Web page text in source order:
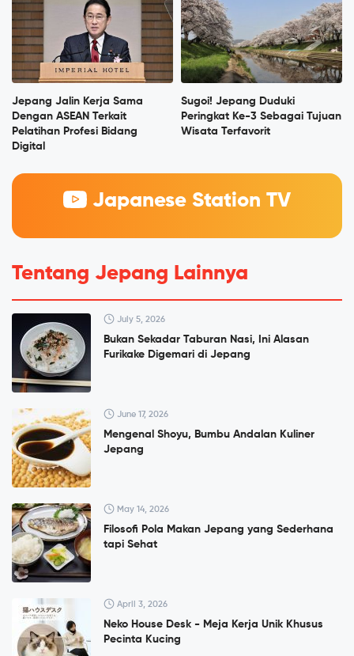
Jepang Jalin Kerja Sama
Dengan ASEAN Terkait
Pelatihan Profesi Bidang
Digital
Sugoi! Jepang Duduki
Peringkat Ke-3 Sebagai Tujuan
Wisata Terfavorit
Japanese Station TV
Tentang Jepang Lainnya
July 5, 2026
Bukan Sekadar Taburan Nasi, Ini Alasan
Furikake Digemari di Jepang
June 17, 2026
Mengenal Shoyu, Bumbu Andalan Kuliner
Jepang
May 14, 2026
Filosofi Pola Makan Jepang yang Sederhana
tapi Sehat
April 3, 2026
Neko House Desk - Meja Kerja Unik Khusus
Pecinta Kucing